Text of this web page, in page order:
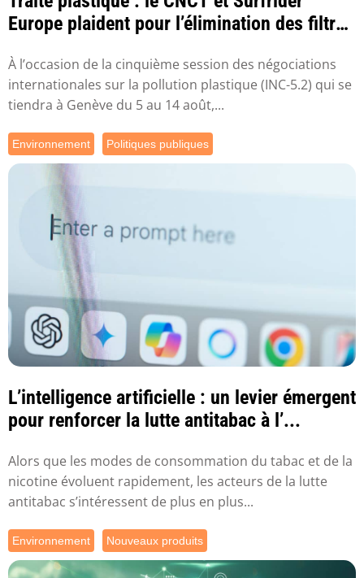
Europe plaident pour l’élimination des filtres
À l’occasion de la cinquième session des négociations
internationales sur la pollution plastique (INC-5.2) qui se
tiendra à Genève du 5 au 14 août,...
Environnement Politiques publiques
L’intelligence artificielle : un levier émergent
pour renforcer la lutte antitabac à l’...
Alors que les modes de consommation du tabac et de la
nicotine évoluent rapidement, les acteurs de la lutte
antitabac s’intéressent de plus en plus...
Environnement Nouveaux produits